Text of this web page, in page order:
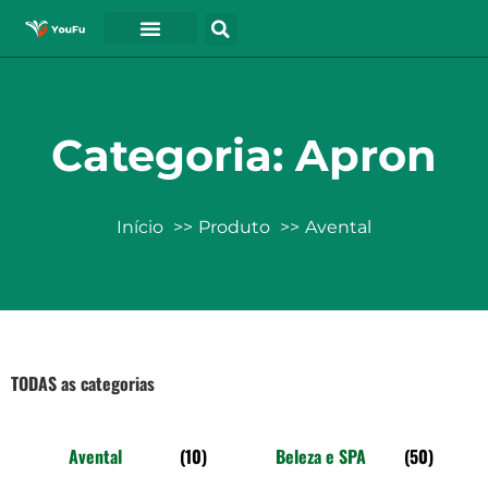
Categoria: Apron
Início Produto Avental
TODAS as categorias
Avental (10) Beleza e SPA (50)